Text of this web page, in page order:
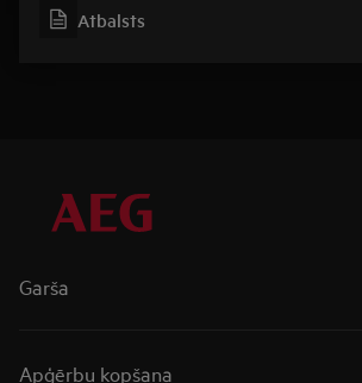
Atbalsts
Garša
Virsmas
Apģērbu kopšana